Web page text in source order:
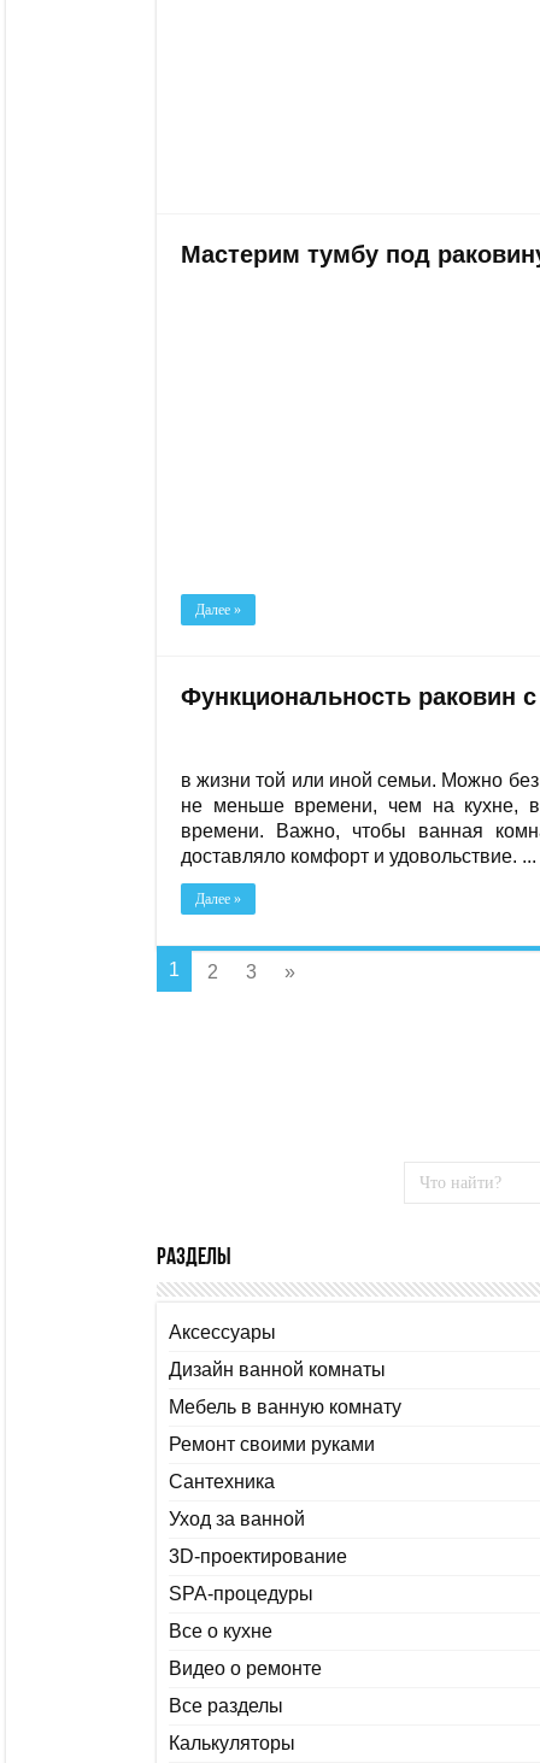
Мастерим тумбу под
Далее »
Функциональность раковин
в жизни той или иной семьи. Можно
не меньше времени, чем на кухне,
времени. Важно, чтобы ванная
доставляло комфорт и удовольствие. ...
Далее »
1 2 3 »
Разделы
Аксессуары
Дизайн ванной комнаты
Мебель в ванную комнату
Ремонт своими руками
Сантехника
Уход за ванной
3D-проектирование
SPA-процедуры
Все о кухне
Видео о ремонте
Все разделы
Калькуляторы